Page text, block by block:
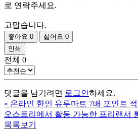
로 연락주세요.
고맙습니다.
좋아요 0 싫어요 0
인쇄
전체 0
댓글을 남기려면 로그인하세요.
« 온라인 한인 유루마트 7배 포인트
오스트리에서 활동 가능한 프리랜서
목록보기